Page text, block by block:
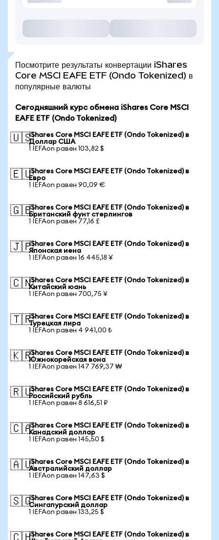
Посмотрите результаты конвертации iShares
Core MSCI EAFE ETF (Ondo Tokenized) в
популярные валюты
Сегодняшний курс обмена iShares Core MSCI
EAFE ETF (Ondo Tokenized)
🇺🇸iShares Core MSCI EAFE ETF (Ondo Tokenized) в
Доллар США
1 IEFAon равен 103,82 $
🇪🇺iShares Core MSCI EAFE ETF (Ondo Tokenized) в
Евро
1 IEFAon равен 90,09 €
🇬🇧iShares Core MSCI EAFE ETF (Ondo Tokenized) в
Британский фунт стерлингов
1 IEFAon равен 77,16 £
🇯🇵iShares Core MSCI EAFE ETF (Ondo Tokenized) в
Японская иена
1 IEFAon равен 16 445,18 ¥
🇨🇳iShares Core MSCI EAFE ETF (Ondo Tokenized) в
Китайский юань
1 IEFAon равен 700,75 ¥
🇹🇷iShares Core MSCI EAFE ETF (Ondo Tokenized) в
Турецкая лира
1 IEFAon равен 4 941,00 ₺
🇰🇷iShares Core MSCI EAFE ETF (Ondo Tokenized) в
Южнокорейская вона
1 IEFAon равен 147 769,37 ₩
🇷🇺iShares Core MSCI EAFE ETF (Ondo Tokenized) в
Российский рубль
1 IEFAon равен 8 616,51 ₽
🇨🇦iShares Core MSCI EAFE ETF (Ondo Tokenized) в
Канадский доллар
1 IEFAon равен 145,50 $
🇦🇺iShares Core MSCI EAFE ETF (Ondo Tokenized) в
Австралийский доллар
1 IEFAon равен 147,63 $
🇸🇬iShares Core MSCI EAFE ETF (Ondo Tokenized) в
Сингапурский доллар
1 IEFAon равен 133,25 $
iShares Core MSCI EAFE ETF (Ondo Tokenized) в